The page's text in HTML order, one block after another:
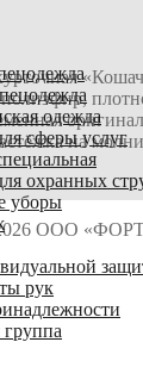
на
2026 ООО
одежда
сферы услуг
охранных
уборы
рук
группа